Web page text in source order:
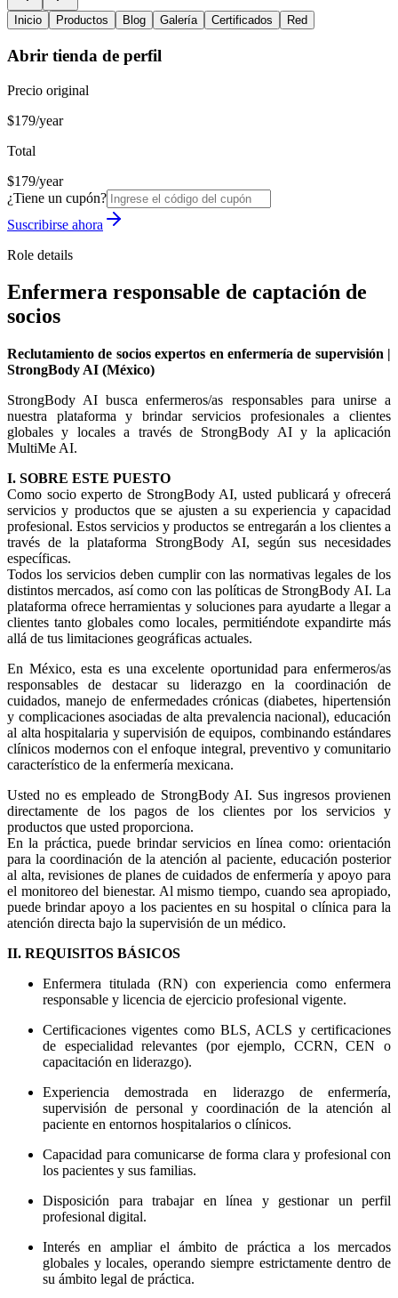
Inicio Productos Blog Galería Certificados Red
Abrir tienda de perfil
Precio original
$179/year
Total
$179/year
¿Tiene un cupón?
Suscribirse ahora
Role details
Enfermera responsable de captación de
socios
Reclutamiento de socios expertos en enfermería de supervisión |
StrongBody AI (México)
StrongBody AI busca enfermeros/as responsables para unirse a
nuestra plataforma y brindar servicios profesionales a clientes
globales y locales a través de StrongBody AI y la aplicación
MultiMe AI.
I. SOBRE ESTE PUESTO
Como socio experto de StrongBody AI, usted publicará y ofrecerá
servicios y productos que se ajusten a su experiencia y capacidad
profesional. Estos servicios y productos se entregarán a los clientes a
través de la plataforma StrongBody AI, según sus necesidades
específicas.
Todos los servicios deben cumplir con las normativas legales de los
distintos mercados, así como con las políticas de StrongBody AI. La
plataforma ofrece herramientas y soluciones para ayudarte a llegar a
clientes tanto globales como locales, permitiéndote expandirte más
allá de tus limitaciones geográficas actuales.
En México, esta es una excelente oportunidad para enfermeros/as
responsables de destacar su liderazgo en la coordinación de
cuidados, manejo de enfermedades crónicas (diabetes, hipertensión
y complicaciones asociadas de alta prevalencia nacional), educación
al alta hospitalaria y supervisión de equipos, combinando estándares
clínicos modernos con el enfoque integral, preventivo y comunitario
característico de la enfermería mexicana.
Usted no es empleado de StrongBody AI. Sus ingresos provienen
directamente de los pagos de los clientes por los servicios y
productos que usted proporciona.
En la práctica, puede brindar servicios en línea como: orientación
para la coordinación de la atención al paciente, educación posterior
al alta, revisiones de planes de cuidados de enfermería y apoyo para
el monitoreo del bienestar. Al mismo tiempo, cuando sea apropiado,
puede brindar apoyo a los pacientes en su hospital o clínica para la
atención directa bajo la supervisión de un médico.
II. REQUISITOS BÁSICOS
Enfermera titulada (RN) con experiencia como enfermera
responsable y licencia de ejercicio profesional vigente.
Certificaciones vigentes como BLS, ACLS y certificaciones
de especialidad relevantes (por ejemplo, CCRN, CEN o
capacitación en liderazgo).
Experiencia demostrada en liderazgo de enfermería,
supervisión de personal y coordinación de la atención al
paciente en entornos hospitalarios o clínicos.
Capacidad para comunicarse de forma clara y profesional con
los pacientes y sus familias.
Disposición para trabajar en línea y gestionar un perfil
profesional digital.
Interés en ampliar el ámbito de práctica a los mercados
globales y locales, operando siempre estrictamente dentro de
su ámbito legal de práctica.